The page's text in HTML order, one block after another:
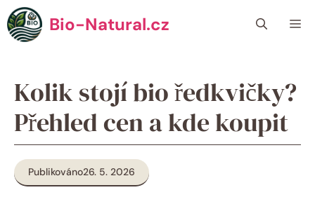
Přeskočit
na
obsah
Bio-Natural.cz
Kolik stojí bio ředkvičky?
Přehled cen a kde koupit
Publikováno26. 5. 2026